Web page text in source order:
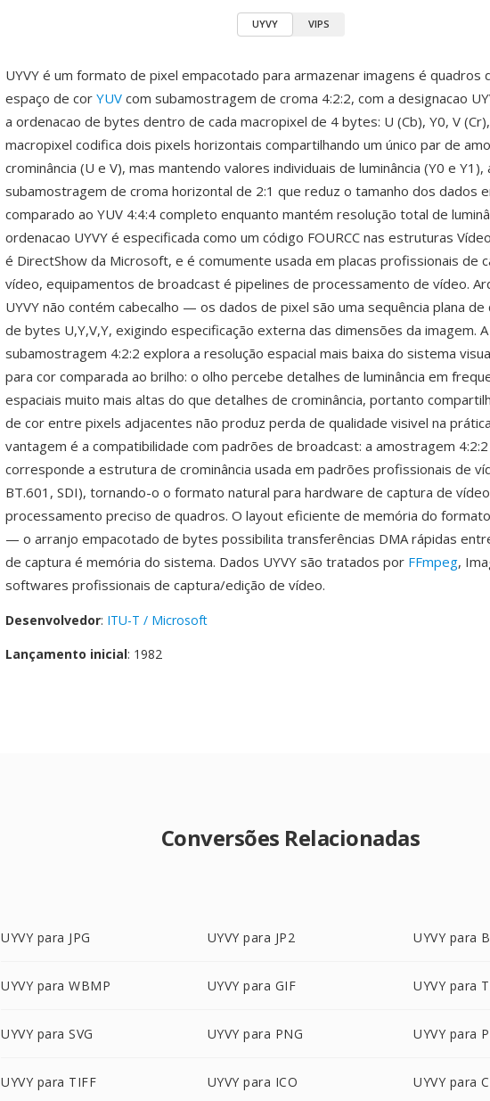
UYVY VIPS
UYVY é um formato de pixel empacotado para armazenar imagens é quadros
espaço de cor YUV com subamostragem de croma 4:2:2, com a designacao
a ordenacao de bytes dentro de cada macropixel de 4 bytes: U (Cb), Y0, V (Cr),
macropixel codifica dois pixels horizontais compartilhando um único par de
crominância (U e V), mas mantendo valores individuais de luminância (Y0 e Y1),
subamostragem de croma horizontal de 2:1 que reduz o tamanho dos dados
comparado ao YUV 4:4:4 completo enquanto mantém resolução total de
ordenacao UYVY é especificada como um código FOURCC nas estruturas
é DirectShow da Microsoft, e é comumente usada em placas profissionais de
vídeo, equipamentos de broadcast é pipelines de processamento de vídeo.
UYVY não contém cabecalho — os dados de pixel são uma sequência plana
de bytes U,Y,V,Y, exigindo especificação externa das dimensões da imagem. A
subamostragem 4:2:2 explora a resolução espacial mais baixa do sistema
para cor comparada ao brilho: o olho percebe detalhes de luminância em
espaciais muito mais altas do que detalhes de crominância, portanto
de cor entre pixels adjacentes não produz perda de qualidade visivel na
vantagem é a compatibilidade com padrões de broadcast: a amostragem 4:2:2
corresponde a estrutura de crominância usada em padrões profissionais de
BT.601, SDI), tornando-o o formato natural para hardware de captura de
processamento preciso de quadros. O layout eficiente de memória do
— o arranjo empacotado de bytes possibilita transferências DMA rápidas
de captura é memória do sistema. Dados UYVY são tratados por FFmpeg,
softwares profissionais de captura/edição de vídeo.
Desenvolvedor: ITU-T / Microsoft
Lançamento inicial: 1982
Conversões Relacionadas
UYVY para JPG UYVY para JP2 UYVY para
UYVY para WBMP UYVY para GIF UYVY para
UYVY para SVG UYVY para PNG UYVY para
UYVY para TIFF UYVY para ICO UYVY para